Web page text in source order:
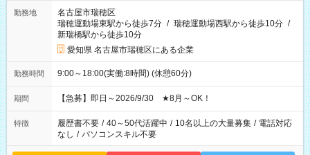
勤務地
名古屋市瑞穂区
瑞穂運動場東駅から徒歩7分 / 瑞穂運動場西駅から徒歩10分 /
新瑞橋駅から徒歩10分
愛知県 名古屋市瑞穂区にある企業
勤務時間 9:00～18:00(実働:8時間) (休憩60分)
期間 【急募】即日～2026/9/30 ★8月～OK！
特徴 履歴書不要 / 40～50代活躍中 / 10名以上の大量募集 / 電話対応
なし / パソコンスキル不要